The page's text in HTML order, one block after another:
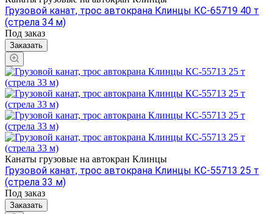
Грузовой канат, трос автокрана Клинцы КС-65719 40 т
(стрела 34 м)
Под заказ
Заказать
Канаты грузовые на автокран Клинцы
Грузовой канат, трос автокрана Клинцы КС-55713 25 т
(стрела 33 м)
Под заказ
Заказать